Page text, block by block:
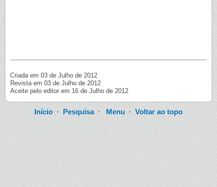
Criada em 03 de Julho de 2012
Revista em 03 de Julho de 2012
Aceite pelo editor em 16 de Julho de 2012
Início·Pesquisa·Menu· Voltar ao topo